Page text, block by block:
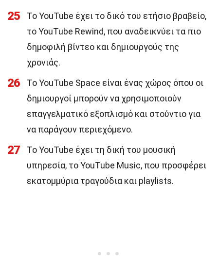
25
Το YouTube έχει το δικό του ετήσιο βραβείο,
το YouTube Rewind, που αναδεικνύει τα πιο
δημοφιλή βίντεο και δημιουργούς της
χρονιάς.
26
Το YouTube Space είναι ένας χώρος όπου οι
δημιουργοί μπορούν να χρησιμοποιούν
επαγγελματικό εξοπλισμό και στούντιο για
να παράγουν περιεχόμενο.
27
Το YouTube έχει τη δική του μουσική
υπηρεσία, το YouTube Music, που προσφέρει
εκατομμύρια τραγούδια και playlists.